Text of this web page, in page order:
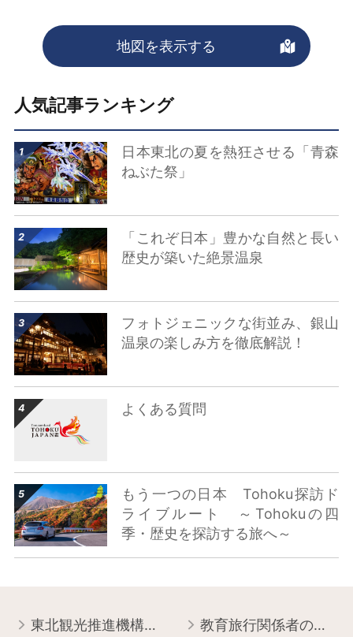
地図を表示する
人気記事ランキング
日本東北の夏を熱狂させる「青森
ねぶた祭」
詳細はこちら
「これぞ日本」豊かな自然と長い
歴史が築いた絶景温泉
詳細はこちら
フォトジェニックな街並み、銀山
温泉の楽しみ方を徹底解説！
詳細はこちら
よくある質問
詳細はこちら
もう一つの日本 Tohoku探訪ド
ライブルート ～Tohokuの四
季・歴史を探訪する旅へ～
詳細はこちら
東北観光推進機構について 教育旅行関係者の皆様へ